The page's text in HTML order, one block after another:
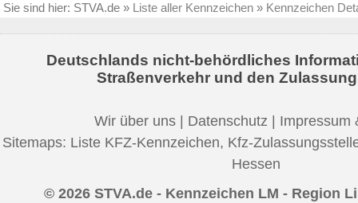
Sie sind hier: STVA.de » Liste aller Kennzeichen » Kennzeichen
Deutschlands nicht-behördliches
Straßenverkehr und den
Wir über uns | Datenschutz | Impressum
Sitemaps: Liste KFZ-Kennzeichen, Kfz-
Hessen
© 2026 STVA.de - Kennzeichen LM - Region